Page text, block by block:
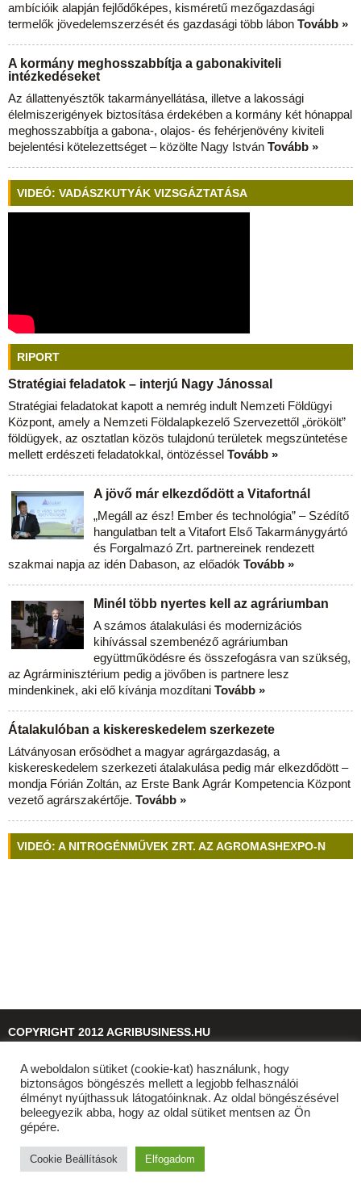
ambícióik alapján fejlődőképes, kisméretű mezőgazdasági
termelők jövedelemszerzését és gazdasági több lábon Tovább »
A kormány meghosszabbítja a gabonakiviteli
intézkedéseket
Az állattenyésztők takarmányellátása, illetve a lakossági
élelmiszerigények biztosítása érdekében a kormány két hónappal
meghosszabbítja a gabona-, olajos- és fehérjenövény kiviteli
bejelentési kötelezettséget – közölte Nagy István Tovább »
VIDEÓ: VADÁSZKUTYÁK VIZSGÁZTATÁSA
RIPORT
Stratégiai feladatok – interjú Nagy Jánossal
Stratégiai feladatokat kapott a nemrég indult Nemzeti Földügyi
Központ, amely a Nemzeti Földalapkezelő Szervezettől „örökölt”
földügyek, az osztatlan közös tulajdonú területek megszüntetése
mellett erdészeti feladatokkal, öntözéssel Tovább »
A jövő már elkezdődött a Vitafortnál
„Megáll az ész! Ember és technológia” – Szédítő
hangulatban telt a Vitafort Első Takarmánygyártó
és Forgalmazó Zrt. partnereinek rendezett
szakmai napja az idén Dabason, az előadók Tovább »
Minél több nyertes kell az agráriumban
A számos átalakulási és modernizációs
kihívással szembenéző agráriumban
együttműködésre és összefogásra van szükség,
az Agrárminisztérium pedig a jövőben is partnere lesz
mindenkinek, aki elő kívánja mozdítani Tovább »
Átalakulóban a kiskereskedelem szerkezete
Látványosan erősödhet a magyar agrárgazdaság, a
kiskereskedelem szerkezeti átalakulása pedig már elkezdődött –
mondja Fórián Zoltán, az Erste Bank Agrár Kompetencia Központ
vezető agrárszakértője. Tovább »
VIDEÓ: A NITROGÉNMŰVEK ZRT. AZ AGROMASHEXPO-N
COPYRIGHT 2012 AGRIBUSINESS.HU
© 2026agribusiness.hu
A weboldalon sütiket (cookie-kat) használunk, hogy
biztonságos böngészés mellett a legjobb felhasználói
élményt nyújthassuk látogatóinknak. Az oldal böngészésével
beleegyezik abba, hogy az oldal sütiket mentsen az Ön
gépére.
Cookie Beállítások Elfogadom